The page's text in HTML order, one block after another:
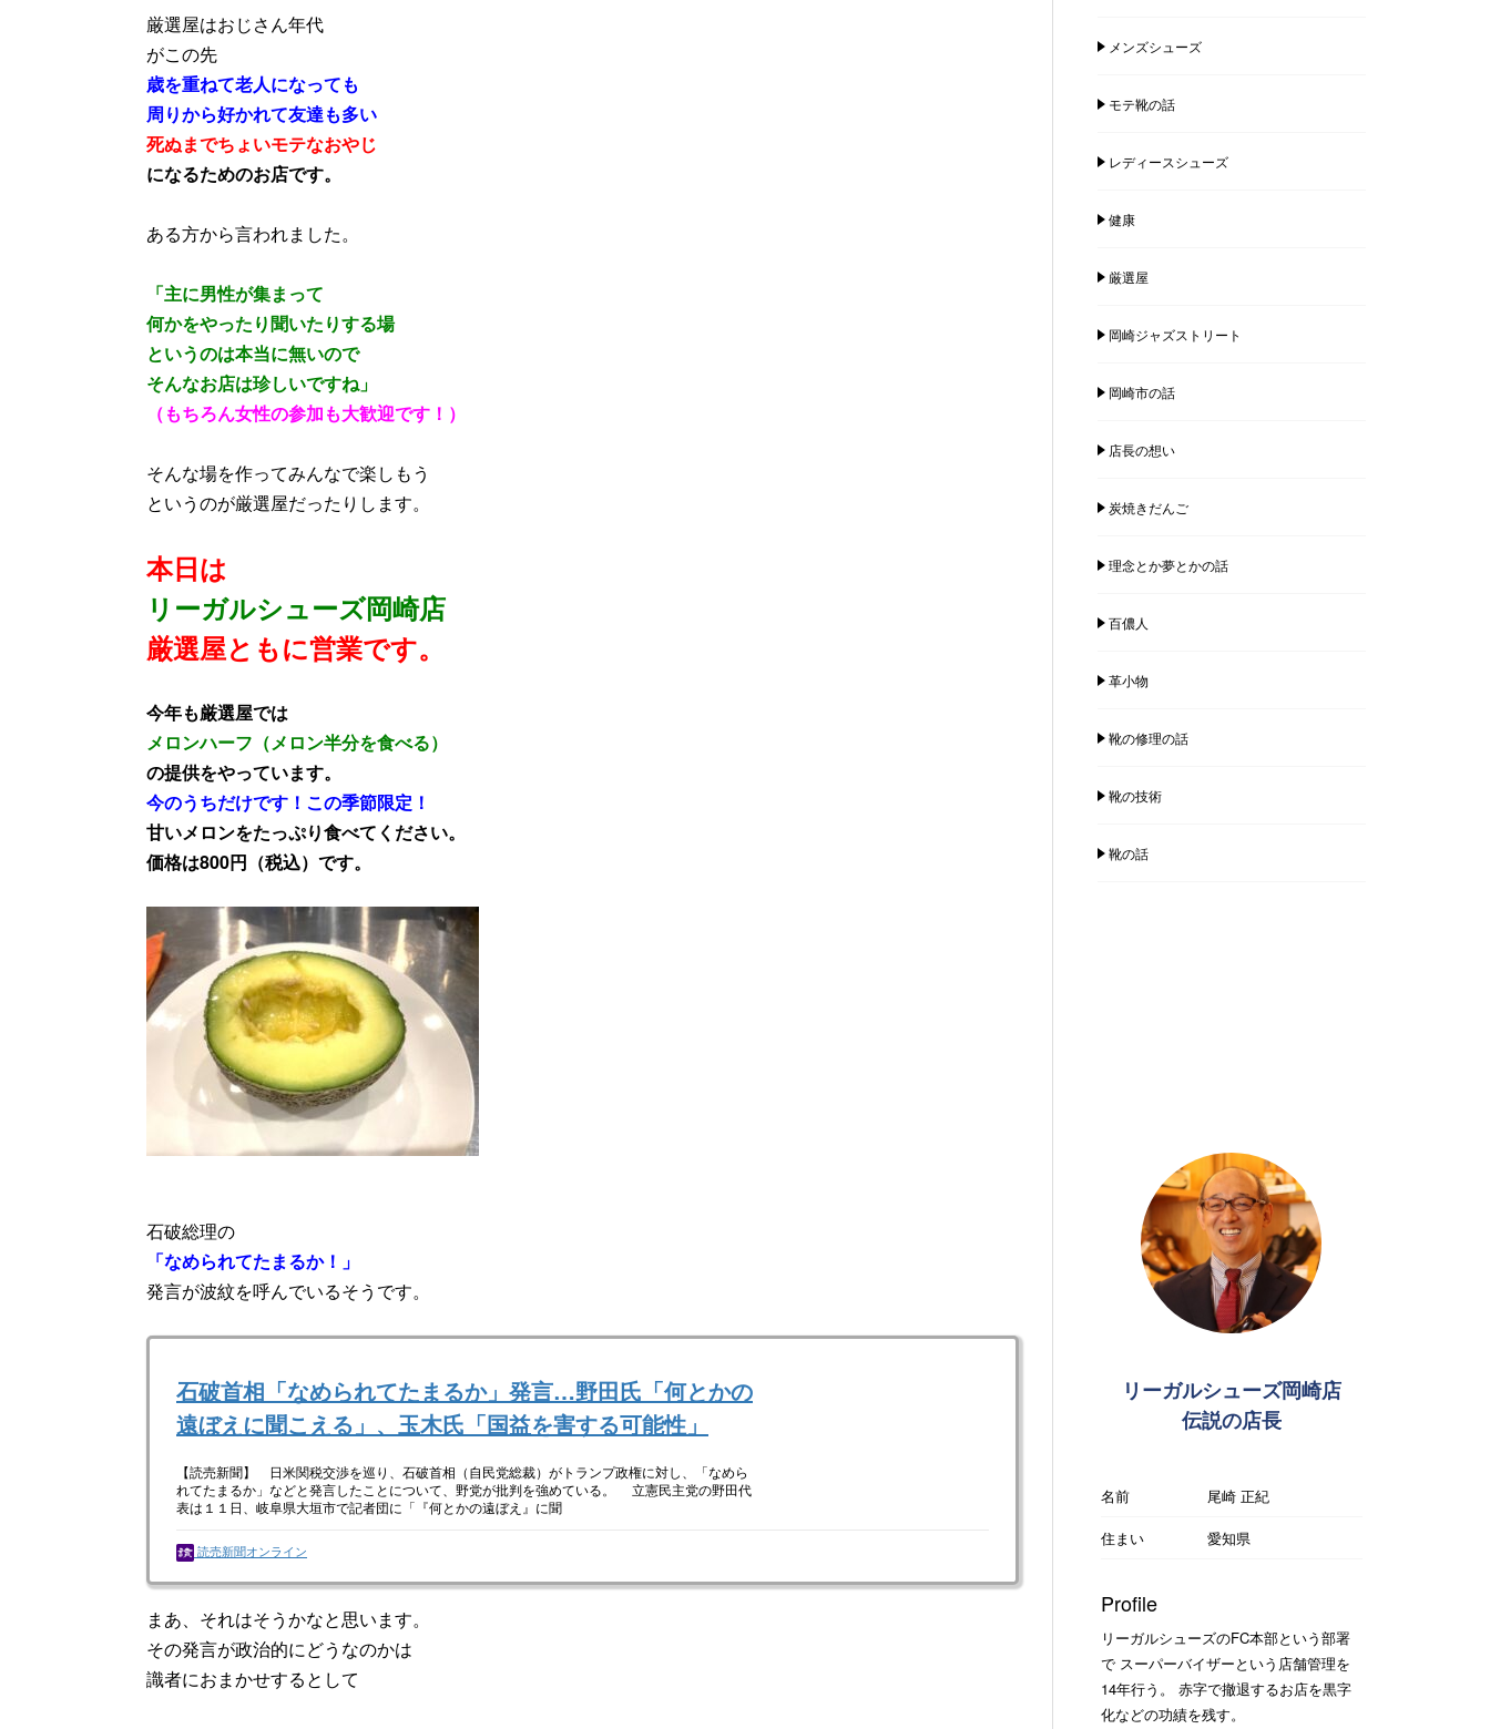
厳選屋はおじさん年代
がこの先
歳を重ねて老人になっても
周りから好かれて友達も多い
死ぬまでちょいモテなおやじ
になるためのお店です。
ある方から言われました。
「主に男性が集まって
何かをやったり聞いたりする場
というのは本当に無いので
そんなお店は珍しいですね」
（もちろん女性の参加も大歓迎です！）
そんな場を作ってみんなで楽しもう
というのが厳選屋だったりします。
本日は
リーガルシューズ岡崎店
厳選屋ともに営業です。
今年も厳選屋では
メロンハーフ（メロン半分を食べる）
の提供をやっています。
今のうちだけです！この季節限定！
甘いメロンをたっぷり食べてください。
価格は800円（税込）です。
石破総理の
「なめられてたまるか！」
発言が波紋を呼んでいるそうです。
石破首相「なめられてたまるか」発言…野田氏「何とかの
遠ぼえに聞こえる」、玉木氏「国益を害する可能性」
【読売新聞】 日米関税交渉を巡り、石破首相（自民党総裁）がトランプ政権に対し、「なめら
れてたまるか」などと発言したことについて、野党が批判を強めている。 立憲民主党の野田代
表は１１日、岐阜県大垣市で記者団に「『何とかの遠ぼえ』に聞
読売新聞オンライン
まあ、それはそうかなと思います。
その発言が政治的にどうなのかは
識者におまかせするとして
メンズシューズ
モテ靴の話
レディースシューズ
健康
厳選屋
岡崎ジャズストリート
岡崎市の話
店長の想い
炭焼きだんご
理念とか夢とかの話
百儂人
革小物
靴の修理の話
靴の技術
靴の話
リーガルシューズ岡崎店
伝説の店長
名前
尾崎 正紀
住まい
愛知県
Profile
リーガルシューズのFC本部という部署
で スーパーバイザーという店舗管理を
14年行う。 赤字で撤退するお店を黒字
化などの功績を残す。